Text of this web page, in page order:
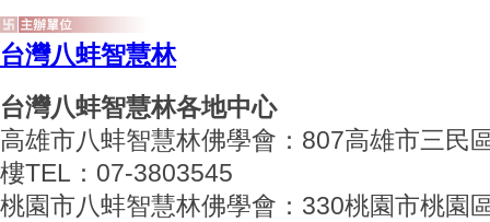
台灣八蚌智慧林
台灣八蚌智慧林各地中心
高雄市八蚌智慧林佛學會：807高雄市三民
樓TEL：07-3803545
桃園市八蚌智慧林佛學會：330桃園市桃園